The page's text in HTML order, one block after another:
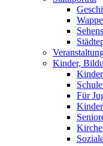
Kinder,
Für